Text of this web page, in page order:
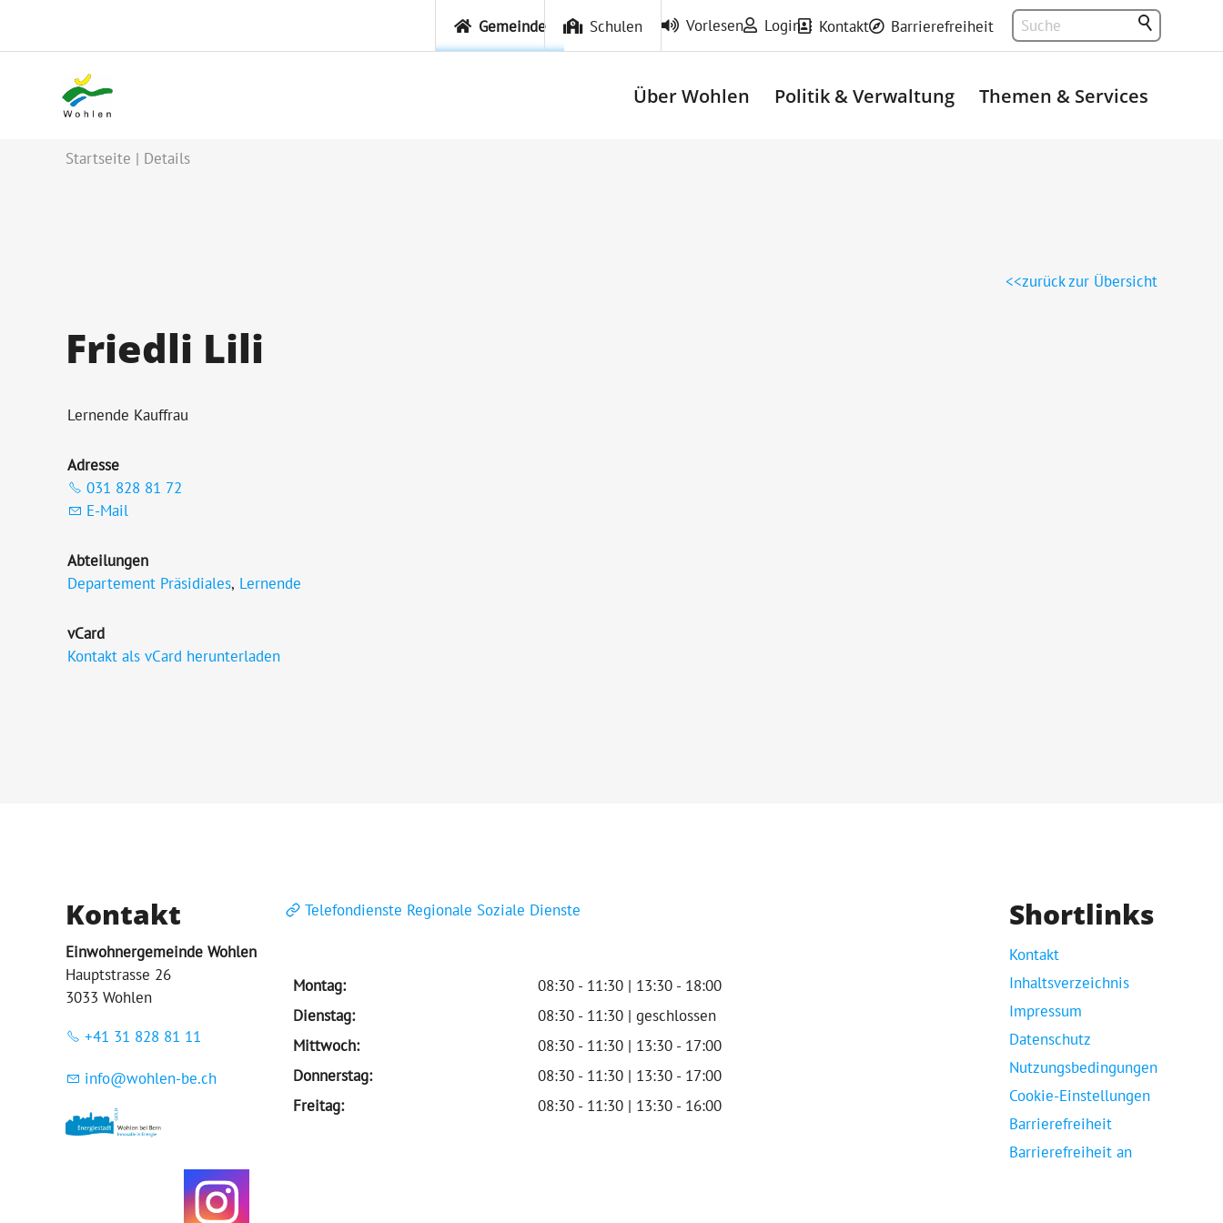
Barrierefreiheit
Kontakt
Login
Gemeinde Schulen Vorlesen
Über Wohlen Politik & Verwaltung Themen & Services
Startseite Details
zurück zur Übersicht
Friedli Lili
Lernende Kauffrau
Adresse
031 828 81 72
E-Mail
Abteilungen
Departement Präsidiales, Lernende
vCard
Kontakt als vCard herunterladen
Kontakt
Einwohnergemeinde Wohlen
Hauptstrasse 26
3033 Wohlen
+41 31 828 81 11
nf w hl n-b ch
Telefondienste Regionale Soziale Dienste
Montag:
08:30 - 11:30 | 13:30 - 18:00
Dienstag:
08:30 - 11:30 | geschlossen
Mittwoch:
08:30 - 11:30 | 13:30 - 17:00
Donnerstag:
08:30 - 11:30 | 13:30 - 17:00
Freitag:
08:30 - 11:30 | 13:30 - 16:00
Shortlinks
Kontakt
Inhaltsverzeichnis
Impressum
Datenschutz
Nutzungsbedingungen
Cookie-Einstellungen
Barrierefreiheit
Barrierefreiheit an